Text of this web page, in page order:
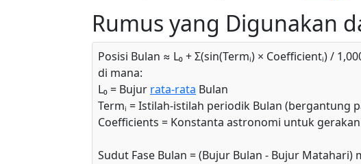
Rumus yang Digunakan
Posisi Bulan ≈ L₀ + Σ(sin(Termᵢ) × Coefficientᵢ) /
di mana:
L₀ = Bujur rata-rata Bulan
Termᵢ = Istilah-istilah periodik Bulan (bergantung
Coefficients = Konstanta astronomi untuk
Sudut Fase Bulan = (Bujur Bulan - Bujur Matahari)